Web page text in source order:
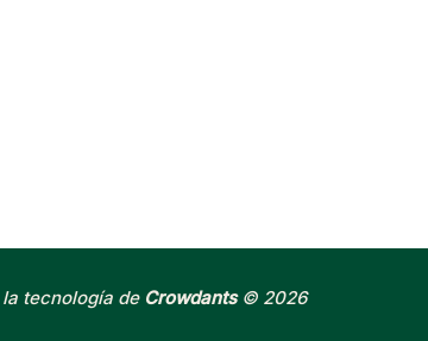
tecnología de Crowdants© 2026